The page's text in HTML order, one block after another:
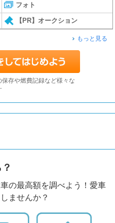
フォト
【PR】オークション
もっと見る
存や燃費記録など様々な
の最高額を調べよう！愛車
ませんか？